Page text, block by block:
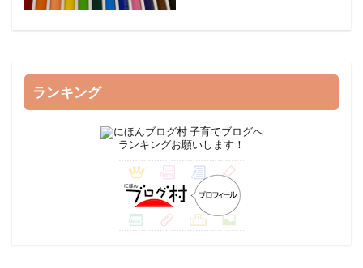
ランキング
ランキングお願いします！